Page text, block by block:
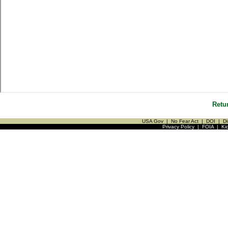
USA Gov | No Fear Act | DOI |
Privacy Policy| FOIA|